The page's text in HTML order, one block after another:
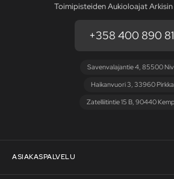
Toimipisteiden Aukioloajat
+358 400 890
Savenvalajantie 4, 85500
Haikanvuori 3, 33960
Zatelliitintie 15 B, 90440
ASIAKASPALVELU